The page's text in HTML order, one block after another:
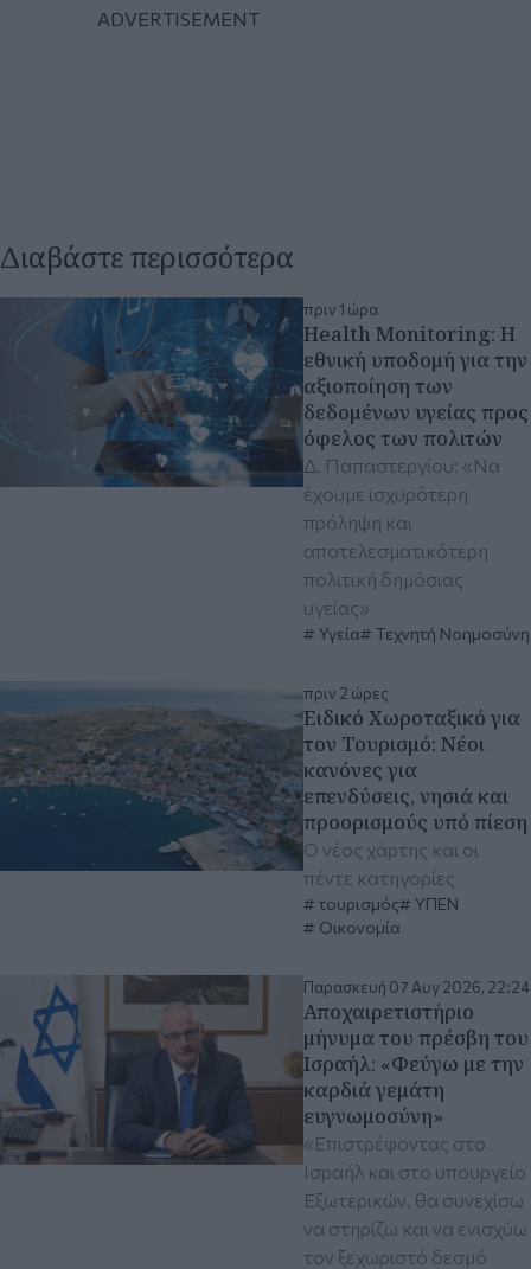
Διαβάστε περισσότερα
πριν 1 ώρα
Health Monitoring: Η
εθνική υποδομή για την
αξιοποίηση των
δεδομένων υγείας προς
όφελος των πολιτών
Δ. Παπαστεργίου: «Να
έχουμε ισχυρότερη
πρόληψη και
αποτελεσματικότερη
πολιτική δημόσιας
υγείας»
Υγεία Τεχνητή Νοημοσύνη
πριν 2 ώρες
Ειδικό Χωροταξικό για
τον Τουρισμό: Νέοι
κανόνες για
επενδύσεις, νησιά και
προορισμούς υπό πίεση
Ο νέος χάρτης και οι
πέντε κατηγορίες
τουρισμός
ΥΠΕΝ
Οικονομία
Παρασκευή 07 Αυγ 2026, 22:24
Αποχαιρετιστήριο
μήνυμα του πρέσβη του
Ισραήλ: «Φεύγω με την
καρδιά γεμάτη
ευγνωμοσύνη»
«Επιστρέφοντας στο
Ισραήλ και στο υπουργείο
Εξωτερικών, θα συνεχίσω
να στηρίζω και να ενισχύω
τον ξεχωριστό δεσμό